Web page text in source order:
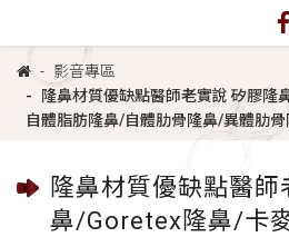
影音專區
隆鼻材質優缺點醫師老實說 矽膠
自體脂肪隆鼻/自體肋骨隆鼻/異體肋
隆鼻材質優缺點醫師
鼻/Goretex隆鼻/卡